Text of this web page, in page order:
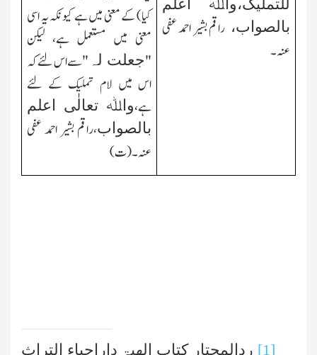
للتملیک،واﷲ اعلم
بالصواب،راقم بشیر احمد عفی
عنہ۔
کیا) کے معنی میں ہے کیونکہ یہ اسی
معنی میں مستعمل ہے، لیکن
"جعلت لہ "سے اس لئے کہ
اس میں لام تملیك کے لئے
ہے،واﷲ تعالٰی اعلم
بالصواب،راقم بشیر احمد عفی
عنہ۔(ت)
[1] ردالمحتار کتاب الھبۃ داراحیاء التراث